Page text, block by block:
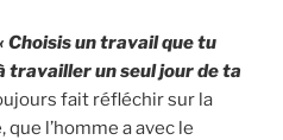
Choisis un travail que tu
travailler un seul jour de ta
fait réfléchir sur la
l’homme a avec le